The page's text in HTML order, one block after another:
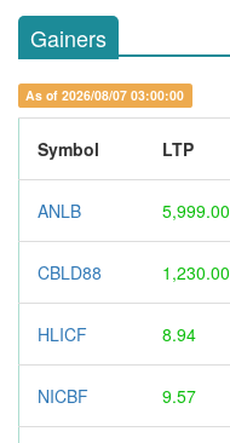
Gainers
As of 2026/08/07 03:00:00
Symbol LTP
ANLB 5,999.00
CBLD88 1,230.00
HLICF 8.94
NICBF 9.57